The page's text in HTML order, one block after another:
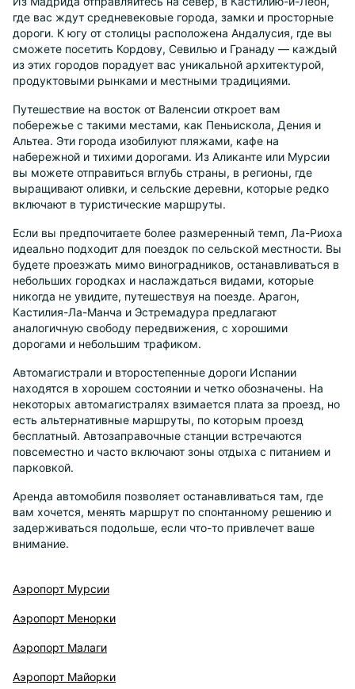
где вас ждут средневековые города, замки и просторные
дороги. К югу от столицы расположена Андалусия, где вы
сможете посетить Кордову, Севилью и Гранаду — каждый
из этих городов порадует вас уникальной архитектурой,
продуктовыми рынками и местными традициями.
Путешествие на восток от Валенсии откроет вам
побережье с такими местами, как Пеньискола, Дения и
Альтеа. Эти города изобилуют пляжами, кафе на
набережной и тихими дорогами. Из Аликанте или Мурсии
вы можете отправиться вглубь страны, в регионы, где
выращивают оливки, и сельские деревни, которые редко
включают в туристические маршруты.
Если вы предпочитаете более размеренный темп, Ла-Риоха
идеально подходит для поездок по сельской местности. Вы
будете проезжать мимо виноградников, останавливаться в
небольших городках и наслаждаться видами, которые
никогда не увидите, путешествуя на поезде. Арагон,
Кастилия-Ла-Манча и Эстремадура предлагают
аналогичную свободу передвижения, с хорошими
дорогами и небольшим трафиком.
Автомагистрали и второстепенные дороги Испании
находятся в хорошем состоянии и четко обозначены. На
некоторых автомагистралях взимается плата за проезд, но
есть альтернативные маршруты, по которым проезд
бесплатный. Автозаправочные станции встречаются
повсеместно и часто включают зоны отдыха с питанием и
парковкой.
Аренда автомобиля позволяет останавливаться там, где
вам хочется, менять маршрут по спонтанному решению и
задерживаться подольше, если что-то привлечет ваше
внимание.
Аэропорт Мурсии
Аэропорт Менорки
Аэропорт Малаги
Аэропорт Майорки